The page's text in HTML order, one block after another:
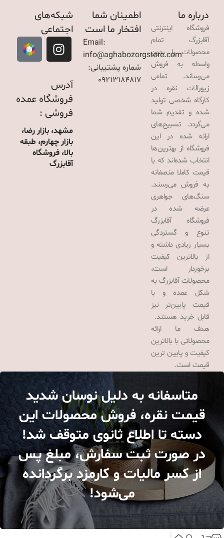
درباره ما
فروشگاه اینترنتی
آقابزرگ تمام
محصولات را بدون
واسطه به فروش
می‌رساند. تمامی
زیورآلات نقره در
کارگاه شخصی تولید
شده و تقدیم شما
می‌گردد. تسبیح‌های
ارائه شده در این
فروشگاه از بهترین‌ها
انتخاب شده‌اند که با
قیمت کاملا منصفانه
به فروش می‌رسند.
سنگ‌های جواهری
عرضه شده در
فروشگاه آقابزرگ
تنوع و گستردگی
بسیار زیادی داشته و
از بالاترین کیفیت
برخوردار است،
محصولات آقابزرگ به
شکل عمده و با
قیمت پایین‌تر نیز
قابل خرید هستند.
هدف ما ارائه
محصولاتی با بالاترین
کیفیت و پایین ترین
قیمت است.
اطمینان شما
افتخار ما است
Email:
info@aghabozorgstore.com
شماره پشتیبانی:
09213184817
شبکه‌های
اجتماعی
آدرس
فروشگاه عمده
فروشی :
مشهد، بازار رضا،
بازار چهارم، طبقه
بالا، فروشگاه
آقابزرگ
متاسفانه به دلیل نوسان شدید
قیمت نقره، فروش محصولات این
دسته تا اطلاع ثانوی متوقف شد!
در صورت ثبت سفارش، مبلغ پس
از کسر مالیات و کارمزد برگردانده
می‌شود!